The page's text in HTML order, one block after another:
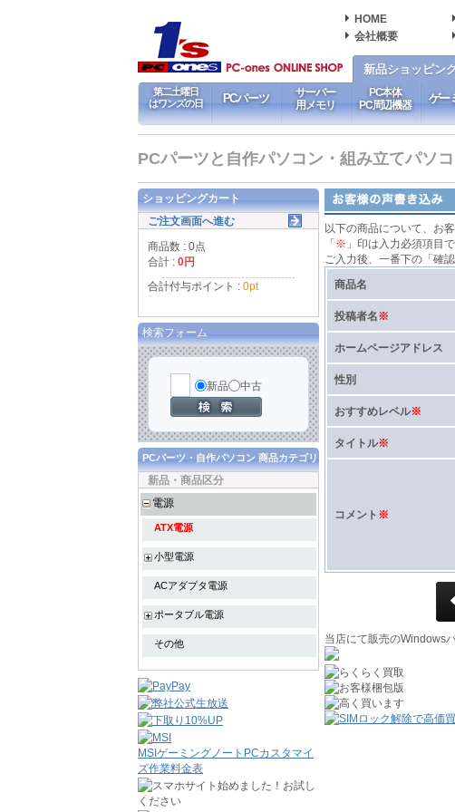
HOME
会社概要
新品ショッピン
第二土曜日
はワンズの日
PCパーツ
サーバー
用メモリ
PC本体
PC周辺機器
ゲー
PCパーツと自作パソコン・組み立てパソ
以下の商品について、お
「※ 」印は入力必須項目で
ご入力後、一番下の「確
商品名
投稿者名※
ホームページアドレス
性別
おすすめレベル※
タイトル※
コメント ※
当店にて販売のWindows
ショッピングカート
ご注文画面へ進む
商品数 : 0点
合計 : 0円
合計付与ポイント : 0pt
検索フォーム
新品 中古
PCパーツ・自作パソコン 商品カテゴリ
新品・商品区分
電源
ATX電源
小型電源
ACアダプタ電源
ポータブル電源
その他
MSIゲーミングノートPCカスタマイ
ズ作業料金表